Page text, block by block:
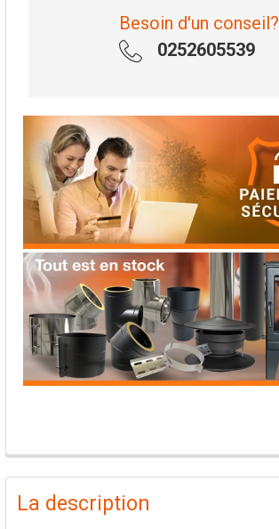
Besoin d'un conseil?
0252605539
PRODUITS
FRÉQUEMMENT
ACHETÉS
La description